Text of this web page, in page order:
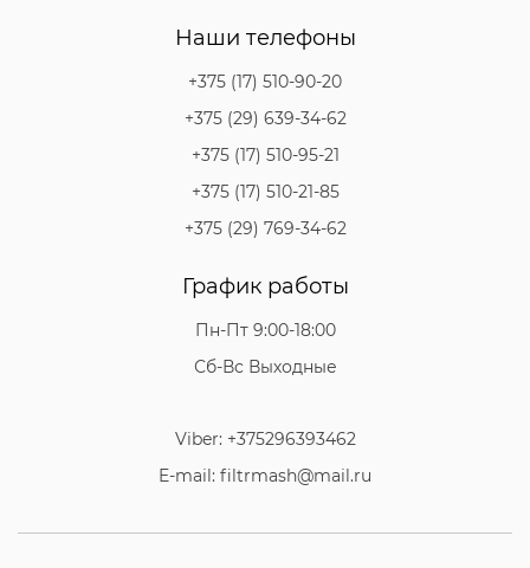
Наши телефоны
+375 (17) 510-90-20
+375 (29) 639-34-62
+375 (17) 510-95-21
+375 (17) 510-21-85
+375 (29) 769-34-62
График работы
Пн-Пт 9:00-18:00
Сб-Вс Выходные
Viber: +375296393462
E-mail: filtrmash@mail.ru